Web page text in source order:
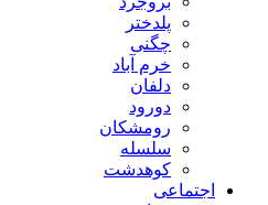
پلدختر
چگنی
خرم آباد
دلفان
دورود
رومشکان
سلسله
کوهدشت
اجتماعی